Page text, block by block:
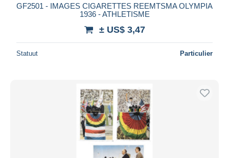
GF2501 - IMAGES CIGARETTES REEMTSMA OLYMPIA
1936 - ATHLETISME
± US$ 3,47
Statuut Particulier